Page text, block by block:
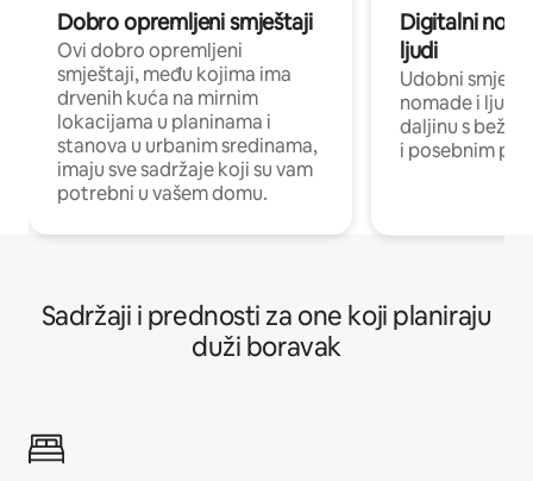
Dobro opremljeni smještaji
Ovi dobro opremljeni
smještaji, među kojima ima
drvenih kuća na mirnim
lokacijama u planinama i
stanova u urbanim sredinama,
imaju sve sadržaje koji su vam
potrebni u vašem domu.
Digitalni
ljudi
Udobni
nomade i ljude
daljinu s
i posebnim
Sadržaji i prednosti za one koji planiraju
duži boravak